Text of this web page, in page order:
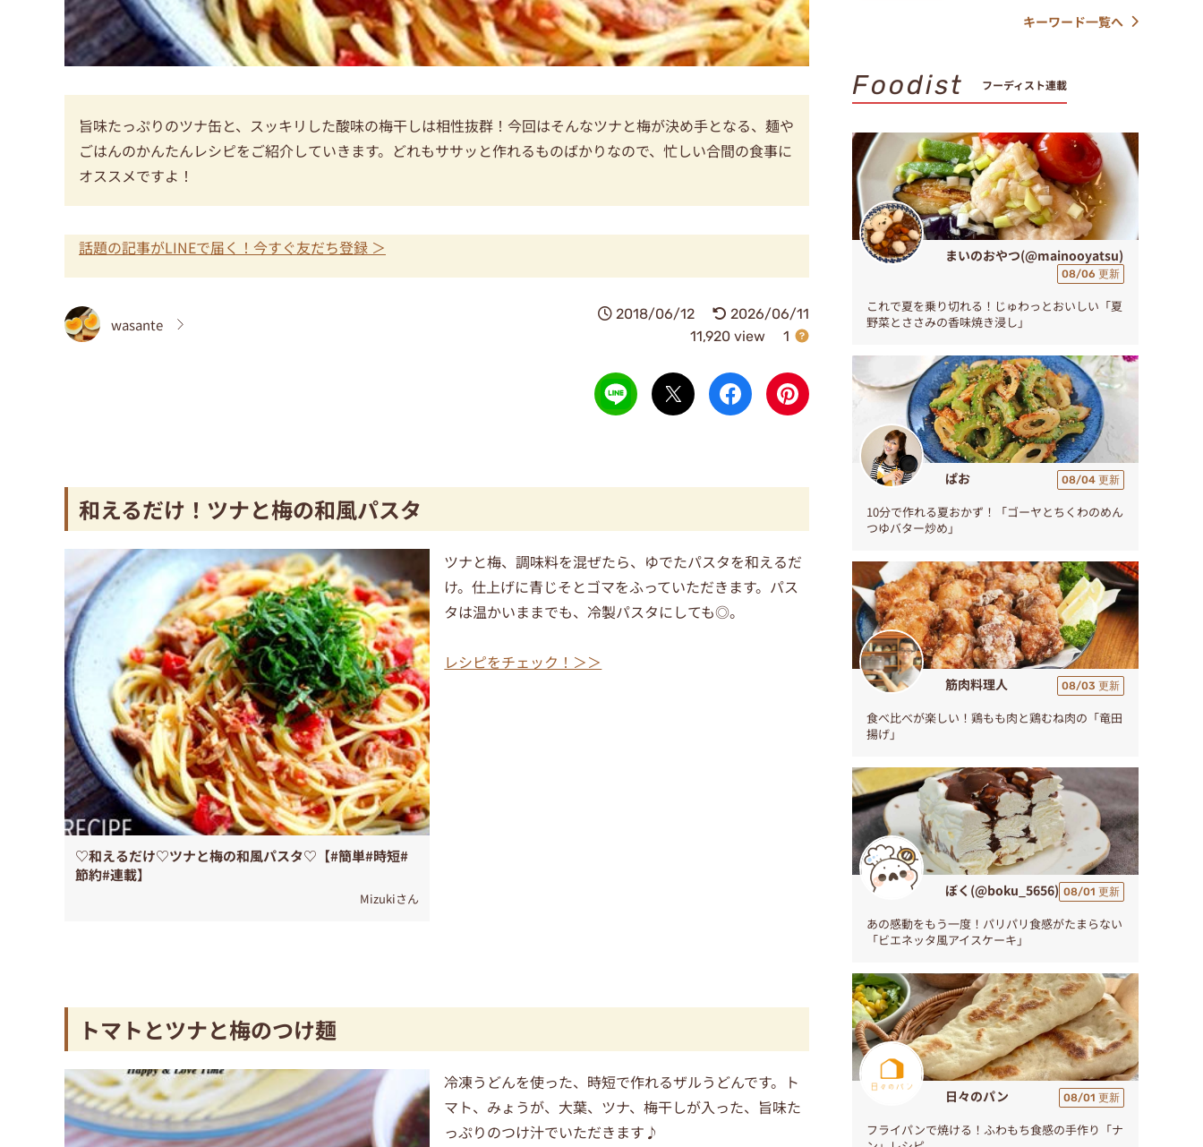
旨味たっぷりのツナ缶と、スッキリした酸味の梅干しは相性抜群！今回はそんなツナと梅が決め手となる、麺や
ごはんのかんたんレシピをご紹介していきます。どれもササッと作れるものばかりなので、忙しい合間の食事に
オススメですよ！
話題の記事がLINEで届く！今すぐ友だち登録 ＞
wasante
2018/06/12
2026/06/11
11,920 view
1
和えるだけ！ツナと梅の和風パスタ
♡和えるだけ♡ツナと梅の和風パスタ♡【#簡単#時短#
節約#連載】
Mizukiさん
ツナと梅、調味料を混ぜたら、ゆでたパスタを和えるだ
け。仕上げに青じそとゴマをふっていただきます。パス
タは温かいままでも、冷製パスタにしても◎。
レシピをチェック！＞＞
トマトとツナと梅のつけ麺
冷凍うどんを使った、時短で作れるザルうどんです。ト
マト、みょうが、大葉、ツナ、梅干しが入った、旨味た
っぷりのつけ汁でいただきます♪
キーワード一覧へ
Foodist フーディスト連載
まいのおやつ(@mainooyatsu)
08/06 更新
これで夏を乗り切れる！じゅわっとおいしい「夏
野菜とささみの香味焼き浸し」
ぱお 08/04 更新
10分で作れる夏おかず！「ゴーヤとちくわのめん
つゆバター炒め」
筋肉料理人 08/03 更新
食べ比べが楽しい！鶏もも肉と鶏むね肉の「竜田
揚げ」
ぼく(@boku_5656) 08/01 更新
あの感動をもう一度！パリパリ食感がたまらない
「ビエネッタ風アイスケーキ」
日々のパン 08/01 更新
フライパンで焼ける！ふわもち食感の手作り「ナ